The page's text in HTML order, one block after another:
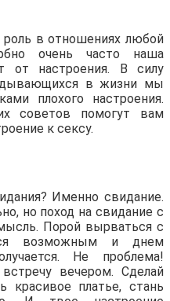
в отношениях любой
очень часто наша
от настроения. В силу
в жизни мы
плохого настроения.
советов помогут вам
к сексу.
Именно свидание.
но поход на свидание с
Порой вырваться с
возможным и днем
Не проблема!
вечером. Сделай
красивое платье, стань